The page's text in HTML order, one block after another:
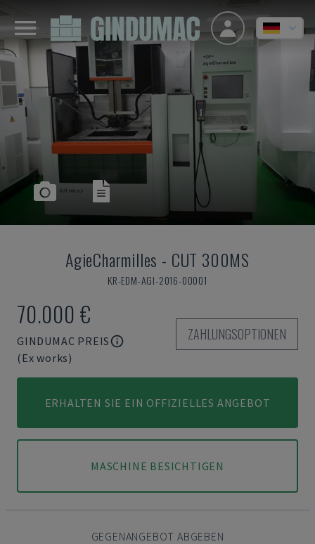
AgieCharmilles - CUT 300MS
KR-EDM-AGI-2016-00001
70.000 €
GINDUMAC PREIS
(Ex works)
ZAHLUNGSOPTIONEN
ERHALTEN SIE EIN OFFIZIELLES ANGEBOT
MASCHINE BESICHTIGEN
GEGENANGEBOT ABGEBEN